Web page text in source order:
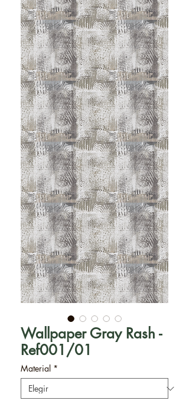
Wallpaper Gray Rash -
Ref001/01
Material *